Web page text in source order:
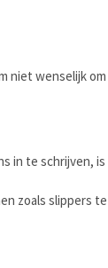
wenselijk
in te schrijven,
zoals slippers